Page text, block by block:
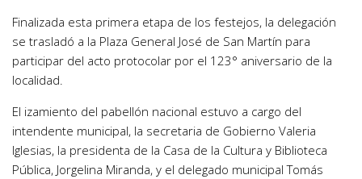
Finalizada esta primera etapa de los festejos, la delegación
se trasladó a la Plaza General José de San Martín para
participar del acto protocolar por el 123° aniversario de la
localidad.
El izamiento del pabellón nacional estuvo a cargo del
intendente municipal, la secretaria de Gobierno Valeria
Iglesias, la presidenta de la Casa de la Cultura y Biblioteca
Pública, Jorgelina Miranda, y el delegado municipal Tomás